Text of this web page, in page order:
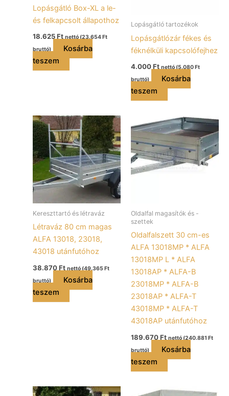
Lopásgátló Box-XL a le-
és felkapcsolt állapothoz
18.625Ft nettó (23.654Ft
bruttó)
Kosárba
teszem
Lopásgátló tartozékok
Lopásgátlózár fékes és
féknélküli kapcsolófejhez
4.000Ft nettó (5.080Ft
bruttó)
Kosárba
teszem
Kereszttartó és létraváz
Létraváz 80 cm magas
ALFA 13018, 23018,
43018 utánfutóhoz
38.870Ft nettó (49.365Ft
bruttó)
Kosárba
teszem
Oldalfal magasítók és -
szettek
Oldalfalszett 30 cm-es
ALFA 13018MP * ALFA
13018MP L * ALFA
13018AP * ALFA-B
23018MP * ALFA-B
23018AP * ALFA-T
43018MP * ALFA-T
43018AP utánfutóhoz
189.670Ft nettó (240.881 Ft
bruttó)
Kosárba
teszem